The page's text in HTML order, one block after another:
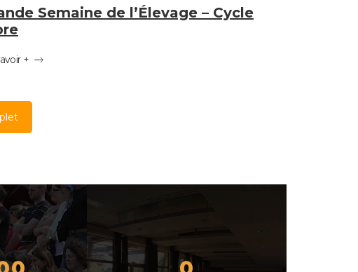
Semaine de l’Élevage – Cycle
+